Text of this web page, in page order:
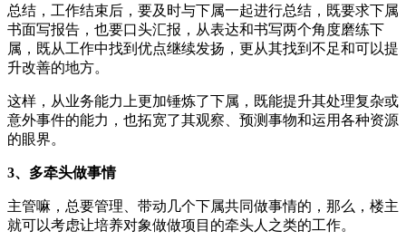
总结，工作结束后，要及时与下属一起进行总结，既要求下属
书面写报告，也要口头汇报，从表达和书写两个角度磨练下
属，既从工作中找到优点继续发扬，更从其找到不足和可以提
升改善的地方。
这样，从业务能力上更加锤炼了下属，既能提升其处理复杂或
意外事件的能力，也拓宽了其观察、预测事物和运用各种资源
的眼界。
3、 多牵头做事情
主管嘛，总要管理、带动几个下属共同做事情的，那么，楼主
就可以考虑让培养对象做做项目的牵头人之类的工作。